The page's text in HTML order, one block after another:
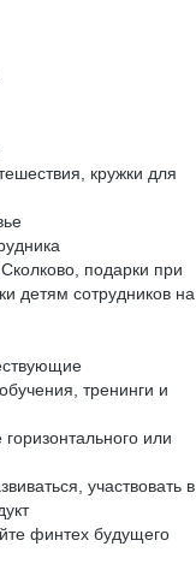
кружки для
подарки при
детям сотрудников на
тренинги и
или
участвовать в
финтех будущего